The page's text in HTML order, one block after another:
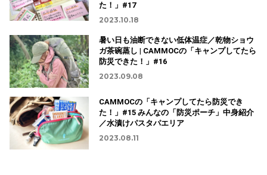
た！」#17
2023.10.18
暑い日も油断できない低体温症／乾物ショウ
ガ茶碗蒸し | CAMMOCの「キャンプしてたら
防災できた！」#16
2023.09.08
CAMMOCの「キャンプしてたら防災でき
た！」#15 みんなの「防災ポーチ」中身紹介
／水漬けパスタパエリア
2023.08.11